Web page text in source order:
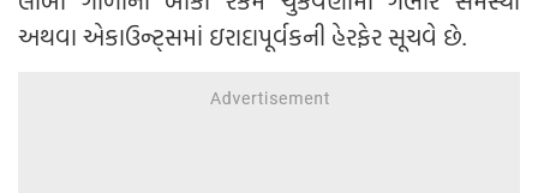
અથવા એકાઉન્ટ્સમાં ઇરાદાપૂર્વકની હેરફેર સૂચવે છે.